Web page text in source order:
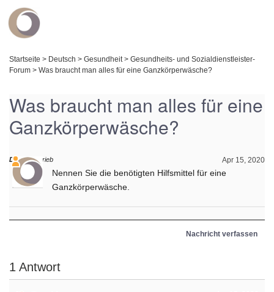
Startseite > Deutsch > Gesundheit > Gesundheits- und Sozialdienstleister-
Forum > Was braucht man alles für eine Ganzkörperwäsche?
Was braucht man alles für eine
Ganzkörperwäsche?
Apr 15, 2020
Daniel schrieb
Nennen Sie die benötigten Hilfsmittel für eine
Ganzkörperwäsche.
Nachricht verfassen
1 Antwort